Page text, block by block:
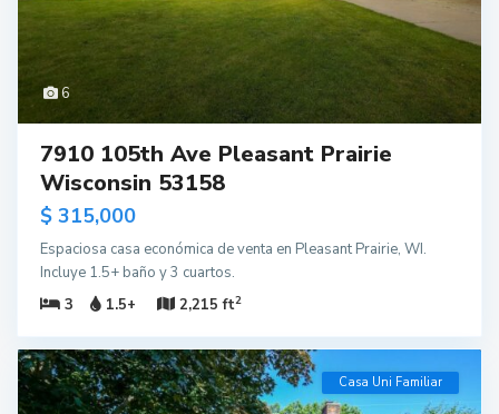
6
7910 105th Ave Pleasant Prairie
Wisconsin 53158
$ 315,000
Espaciosa casa económica de venta en Pleasant Prairie, WI.
Incluye 1.5+ baño y 3 cuartos.
3
1.5+ 2,215 ft2
Casa Uni Familiar